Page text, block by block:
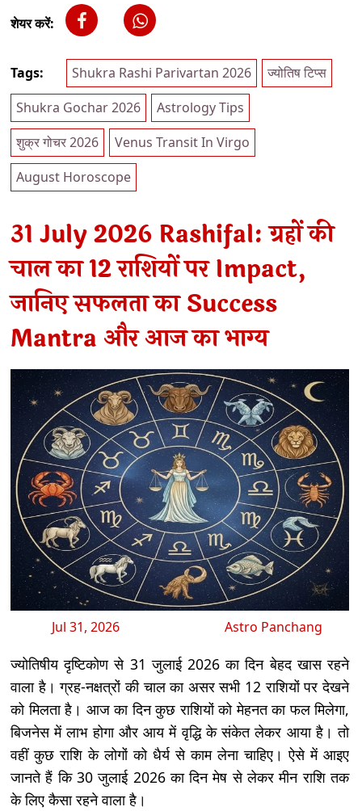
शेयर करें:
Tags: Shukra Rashi Parivartan 2026
ज्योतिष टिप्स
Shukra Gochar 2026
Astrology Tips
शुक्र गोचर 2026
Venus Transit In Virgo
August Horoscope
31 July 2026 Rashifal: ग्रहों की
चाल का 12 राशियों पर Impact,
जानिए सफलता का Success
Mantra और आज का भाग्य
Jul 31, 2026 Astro Panchang
ज्योतिषीय दृष्टिकोण से 31 जुलाई 2026 का दिन बेहद खास रहने
वाला है। ग्रह-नक्षत्रों की चाल का असर सभी 12 राशियों पर देखने
को मिलता है। आज का दिन कुछ राशियों को मेहनत का फल मिलेगा,
बिजनेस में लाभ होगा और आय में वृद्धि के संकेत लेकर आया है। तो
वहीं कुछ राशि के लोगों को धैर्य से काम लेना चाहिए। ऐसे में आइए
जानते हैं कि 30 जुलाई 2026 का दिन मेष से लेकर मीन राशि तक
के लिए कैसा रहने वाला है।